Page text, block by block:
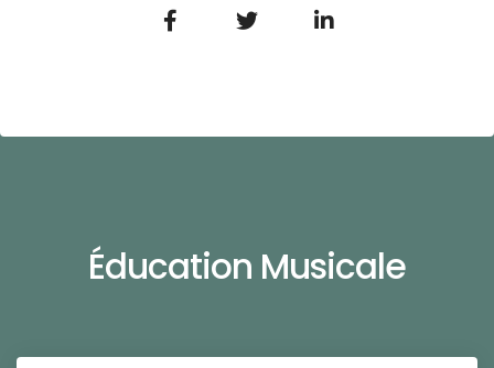
Éducation Musicale